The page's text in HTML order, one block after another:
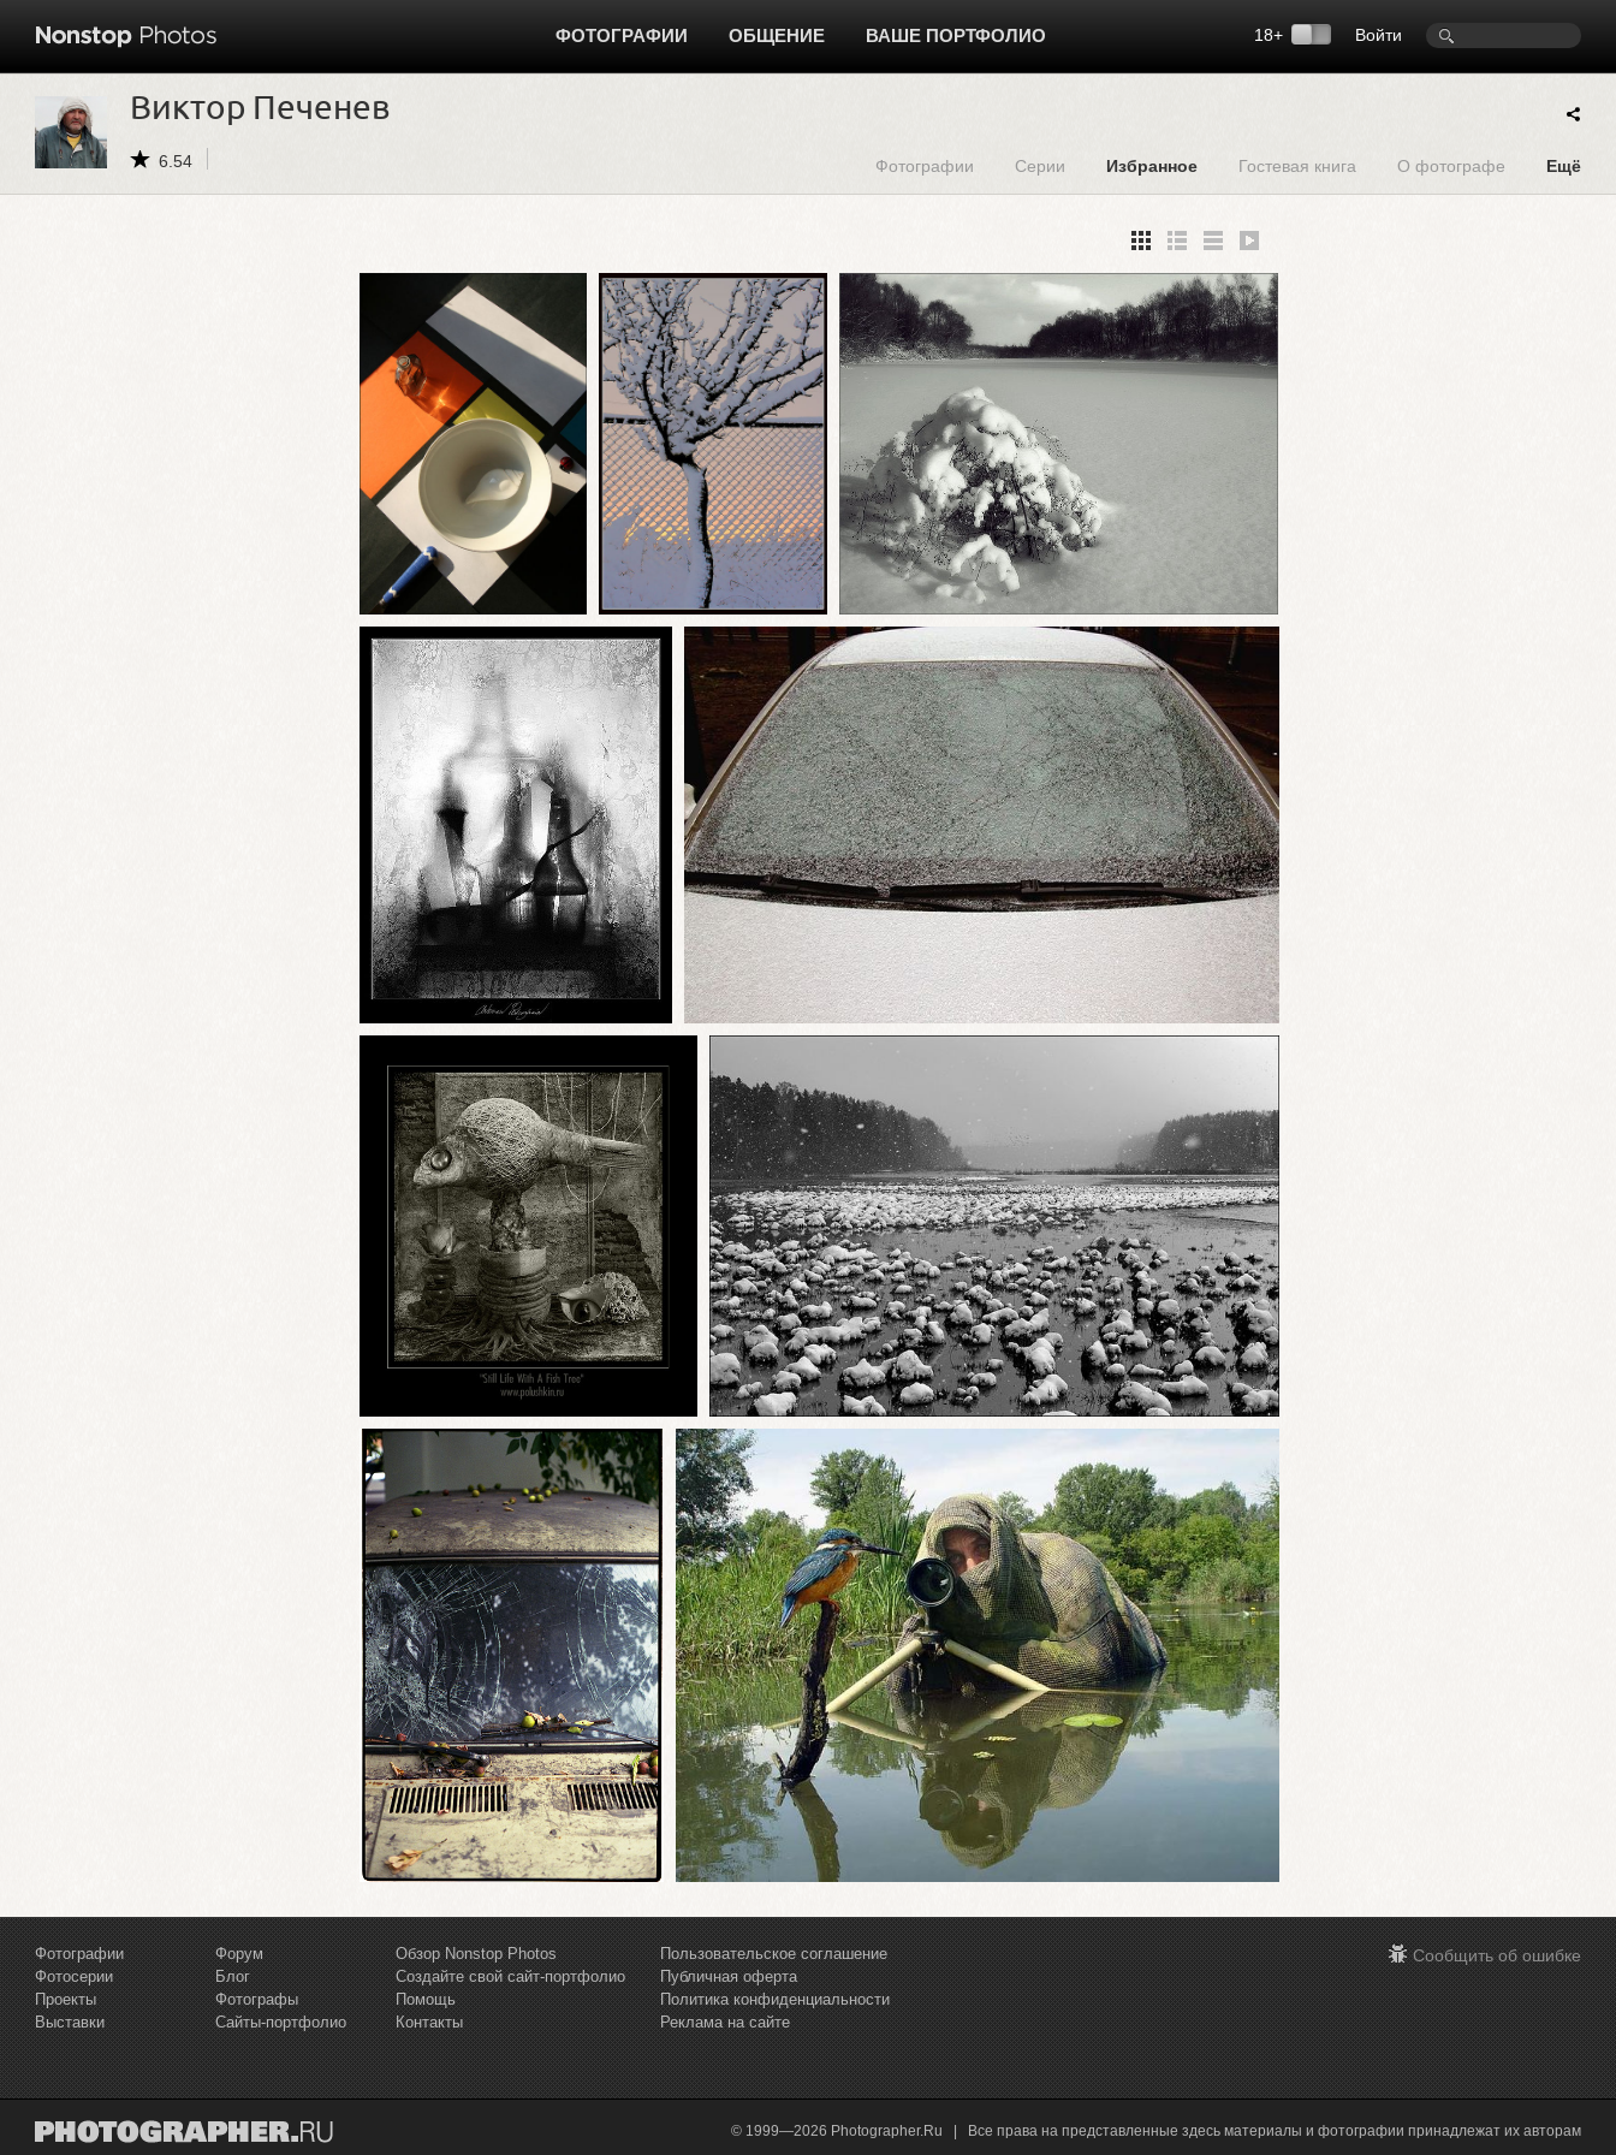
Войти
18+
ФОТОГРАФИИ ОБЩЕНИЕ ВАШЕ ПОРТФОЛИО
Виктор Печенев
6.54 Фотографии Серии Избранное Гостевая книга О фотографе Ещё
Фотографии
Фотосерии
Проекты
Выставки
Форум
Блог
Фотографы
Сайты-портфолио
Обзор Nonstop Photos
Создайте свой сайт-портфолио
Помощь
Контакты
Пользовательское соглашение
Публичная оферта
Политика конфиденциальности
Реклама на сайте
Сообщить об ошибке
© 1999—2026 Photographer.Ru | Все права на представленные здесь материалы и фотографии принадлежат их авторам
Execution time 0.004217 sec